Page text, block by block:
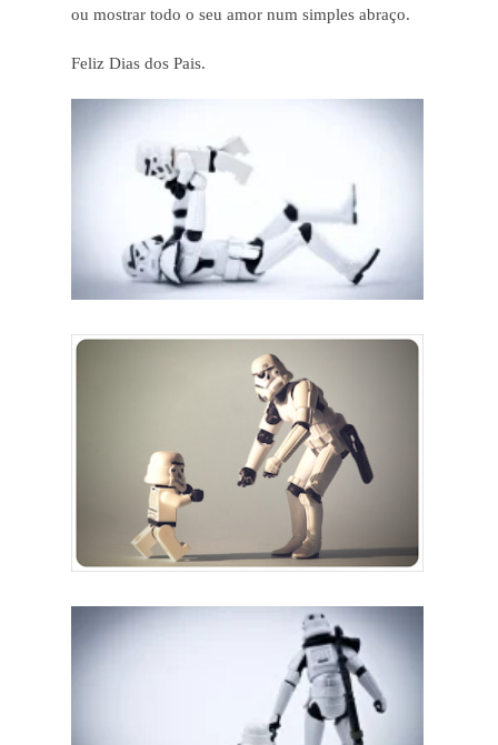
ou mostrar todo o seu amor num simples abraço.
Feliz Dias dos Pais.